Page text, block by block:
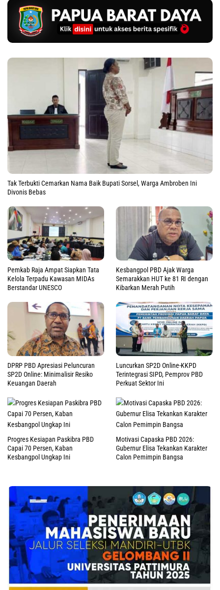
Tak Terbukti Cemarkan Nama Baik Bupati Sorsel, Warga Ambroben Ini
Divonis Bebas
Pemkab Raja Ampat Siapkan Tata
Kelola Terpadu Kawasan MIDAs
Berstandar UNESCO
Kesbangpol PBD Ajak Warga
Semarakkan HUT ke 81 RI dengan
Kibarkan Merah Putih
DPRP PBD Apresiasi Peluncuran
SP2D Online: Minimalisir Resiko
Keuangan Daerah
Luncurkan SP2D Online-KKPD
Terintegrasi SIPD, Pemprov PBD
Perkuat Sektor Ini
Progres Kesiapan Paskibra PBD
Capai 70 Persen, Kaban
Kesbangpol Ungkap Ini
Motivasi Capaska PBD 2026:
Gubernur Elisa Tekankan Karakter
Calon Pemimpin Bangsa